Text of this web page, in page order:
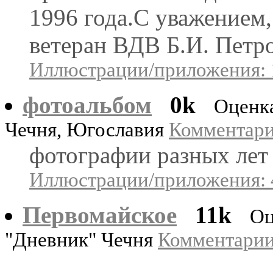
1996 года.С уважением,
ветеран ВДВ Б.И.
Иллюстрации/приложения:
фотоальбом 0k
Чечня, Югославия
фотографии разных
Иллюстрации/приложения:
Первомайское 11k
"Дневник" Чечня